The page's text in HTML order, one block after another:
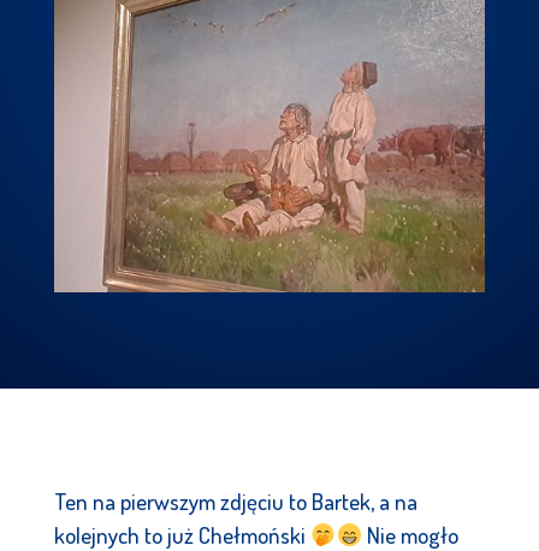
Ten na pierwszym zdjęciu to Bartek, a na
kolejnych to już Chełmoński
Nie mogło